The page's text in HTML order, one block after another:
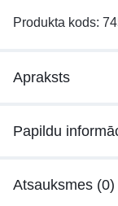
Produkta kods:
Apraksts
Papildu
Atsauksmes (0)